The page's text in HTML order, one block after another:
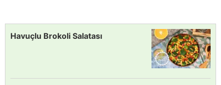
Havuçlu Brokoli Salatası